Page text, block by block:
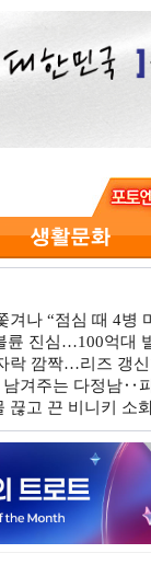
겨나 “점심 때 4병
륜 진심…100억대
락 깜짝…리즈 갱
겨주는 다정남‥
고 끈 비니키 소